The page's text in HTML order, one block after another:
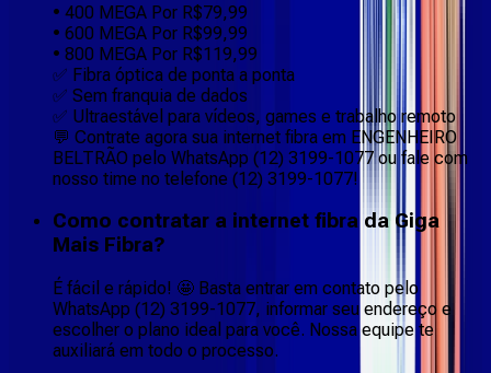
• 400 MEGA Por R$79,99
• 600 MEGA Por R$99,99
• 800 MEGA Por R$119,99
✅ Fibra óptica de ponta a ponta
✅ Sem franquia de dados
✅ Ultraestável para vídeos, games e trabalho remoto
💬 Contrate agora sua internet fibra em ENGENHEIRO
BELTRÃO pelo WhatsApp (12) 3199-1077 ou fale com
nosso time no telefone (12) 3199-1077!
Como contratar a internet fibra da Giga
Mais Fibra?
É fácil e rápido! 🤩 Basta entrar em contato pelo
WhatsApp (12) 3199-1077, informar seu endereço e
escolher o plano ideal para você. Nossa equipe te
auxiliará em todo o processo.